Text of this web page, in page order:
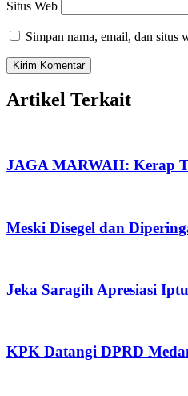
Situs Web
Simpan nama, email, dan situs
Artikel Terkait
JAGA MARWAH: Kerap
Meski Disegel dan
Jeka Saragih Apresiasi
KPK Datangi DPRD